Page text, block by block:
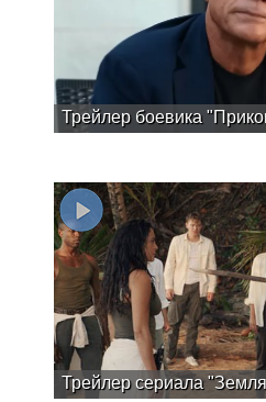
Трейлер боевика
Трейлер сериала